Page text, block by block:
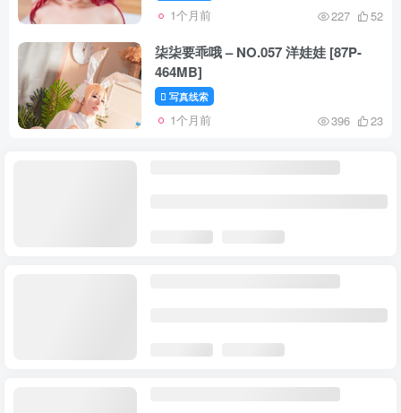
1个月前 227 52
柒柒要乖哦 – NO.057 洋娃娃 [87P-
464MB]
写真线索
1个月前 396 23